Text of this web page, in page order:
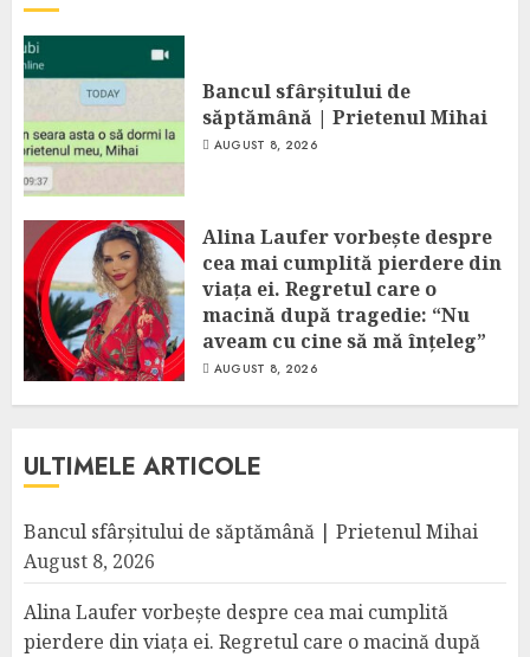
Bancul sfârșitului de
săptămână | Prietenul Mihai
AUGUST 8, 2026
Alina Laufer vorbește despre
cea mai cumplită pierdere din
viața ei. Regretul care o
macină după tragedie: “Nu
aveam cu cine să mă înțeleg”
AUGUST 8, 2026
ULTIMELE ARTICOLE
Bancul sfârșitului de săptămână | Prietenul Mihai
August 8, 2026
Alina Laufer vorbește despre cea mai cumplită
pierdere din viața ei. Regretul care o macină după